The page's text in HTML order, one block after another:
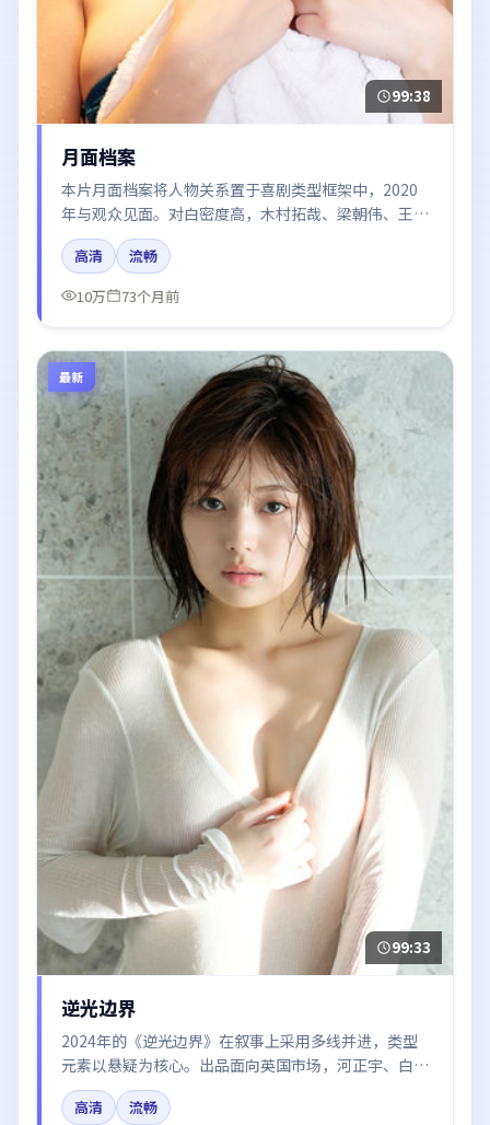
99:38
月面档案
本片月面档案将人物关系置于喜剧类型框架中，2020
年与观众见面。对白密度高，木村拓哉、梁朝伟、王景
春、赵丽颖、黄渤的台词节奏值得关注；整体气质偏韩
国都市与冷色调摄影。
高清
流畅
10万
73个月前
最新
99:33
逆光边界
2024年的《逆光边界》在叙事上采用多线并进，类型
元素以悬疑为核心。出品面向英国市场，河正宇、白
宇、梁朝伟、木村拓哉所饰角色推动关键反转，结尾留
白引发讨论。
高清
流畅